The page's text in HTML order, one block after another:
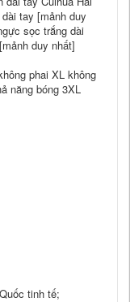
tay [mảnh duy
sọc trắng dài
duy nhất]
phai XL không
năng bóng 3XL
tinh tế;